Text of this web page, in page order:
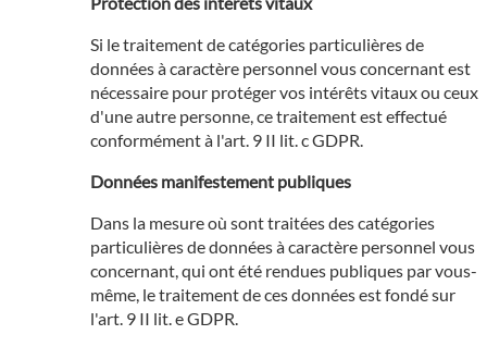
Si le traitement de catégories particulières de
données à caractère personnel vous concernant est
nécessaire pour protéger vos intérêts vitaux ou ceux
d'une autre personne, ce traitement est effectué
conformément à l'art. 9 II lit. c GDPR.
Données manifestement publiques
Dans la mesure où sont traitées des catégories
particulières de données à caractère personnel vous
concernant, qui ont été rendues publiques par vous-
même, le traitement de ces données est fondé sur
l'art. 9 II lit. e GDPR.